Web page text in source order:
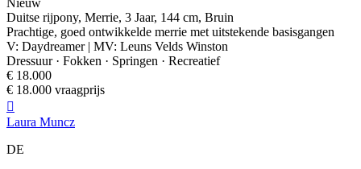
Nieuw
Duitse rijpony, Merrie, 3 Jaar, 144 cm, Bruin
Prachtige, goed ontwikkelde merrie met uitstekende basisgangen
V: Daydreamer | MV: Leuns Velds Winston
Dressuur · Fokken · Springen · Recreatief
€ 18.000
€ 18.000 vraagprijs

Laura Muncz
DE